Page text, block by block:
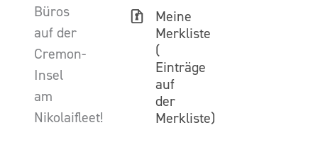
Büros
auf der
Cremon-
Insel
am
Nikolaifleet!
Meine
Merkliste
(
Einträge
auf
der
Merkliste)